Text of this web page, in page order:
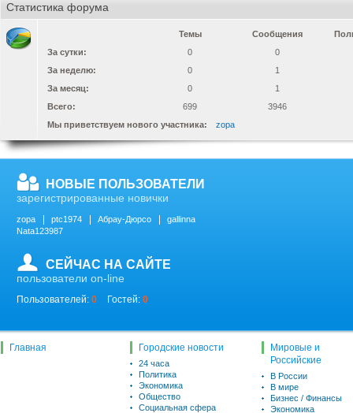
Статистика форума
Темы Сообщения
За сутки:
0
0
За неделю:
0
1
За месяц:
0
1
Всего:
699
3946
Мы приветствуем нового участника:
zopa
НОВЫЕ ПОЛЬЗОВАТЕЛИ
зарегистрированные новички
zopa ptc1974 Абрау-Дюрсо
gallinna
Nata123987
СЕЙЧАС НА САЙТЕ
пользователи on-line
Пользователей: 0 Гостей: 0
Главная Городские новости
24 часа
Политика
Экономика
Общество
Социальная сфера
Мировые и
Российские
В России
В мире
Бизнес / Финансы
Экономика